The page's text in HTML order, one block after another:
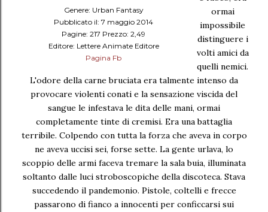
Genere: Urban Fantasy
Pubblicato il: 7 maggio 2014
Pagine: 217 Prezzo: 2,49
Editore: Lettere Animate Editore
Pagina Fb
ormai
impossibile
distinguere i
volti amici da
quelli nemici.
L'odore della carne bruciata era talmente intenso da
provocare violenti conati e la sensazione viscida del
sangue le infestava le dita delle mani, ormai
completamente tinte di cremisi. Era una battaglia
terribile. Colpendo con tutta la forza che aveva in corpo
ne aveva uccisi sei, forse sette. La gente urlava, lo
scoppio delle armi faceva tremare la sala buia, illuminata
soltanto dalle luci stroboscopiche della discoteca. Stava
succedendo il pandemonio. Pistole, coltelli e frecce
passarono di fianco a innocenti per conficcarsi sui